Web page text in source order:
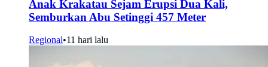
Anak Krakatau Sejam Erupsi Dua Kali,
Semburkan Abu Setinggi 457 Meter
Regional•11 hari lalu